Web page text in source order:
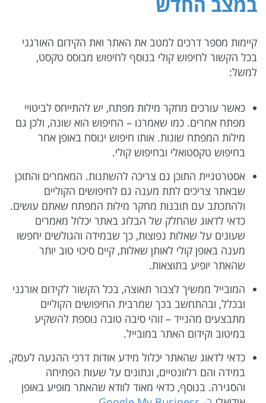
קיימות מספר דרכים למטב את האתר ואת הקידום האורגני
בכל הקשור לחיפוש קולי בנוסף לחיפוש מבוסס טקסט,
למשל:
כאשר עורכים מחקר מילות מפתח, יש להתייחס לביטויי
מפתח אחרים. כמו שאמרנו – החיפוש הוא שונה, ולכן גם
מילות המפתח שונות. אותו חיפוש ינוסח באופן אחר
בחיפוש טקסטואלי ובחיפוש קולי.
אסטרטגיית התוכן גם צריכה להשתנות. המאמרים והתוכן
שבאתר צריכים לתת מענה גם לחיפושים הקוליים
ולהתכתב עם תובנות מחקר מילות המפתח שאתם עושים.
כדאי לדאוג שהחלק של הבלוג באתר יכלול מאמרים
שעונים על שאלות נפוצות, כך שבמידה והגולשים יחפשו
מענה באופן קולי לאותן שאלות, קיים סיכוי טוב יותר
שהאתר יופיע בתוצאות.
המובייל ממשיך לצבור תאוצה, בכל הקשור לקידום אורגני
ובכלל, ובהתחשב בכך שמרבית החיפושים הקוליים
מתבצעים מהנייד – זוהי סיבה טובה נוספת להשקיע
במיטוב וקידום האתר במובייל.
כדאי לדאוג שהאתר יכלול מידע אודות דרכי ההגעה לעסק,
במידה והם רלוונטיים, ונתונים על שעות הפתיחה
והסגירה. בנוסף, כדאי מאוד לוודא שהאתר מופיע באופן